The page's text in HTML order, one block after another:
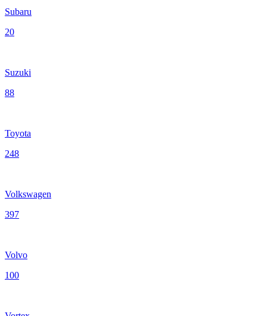
Subaru
20
Suzuki
88
Toyota
248
Volkswagen
397
Volvo
100